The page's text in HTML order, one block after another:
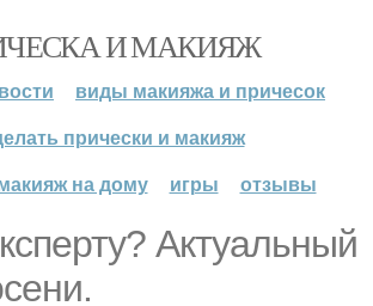
И МАКИЯЖ
виды макияжа и причесок
прически и макияж
на дому
игры отзывы
Актуальный